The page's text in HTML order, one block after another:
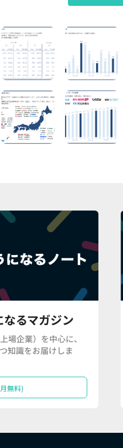
るマガジン
場企業）を中心に、
知識をお届けしま
無料)